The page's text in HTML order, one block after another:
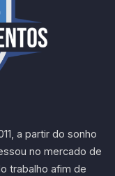
a partir do sonho
no mercado de
trabalho afim de